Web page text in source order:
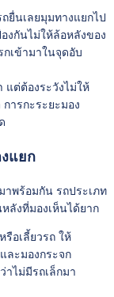
ยื่นเลยมุมทางแยกไป
งกันไม่ให้ล้อหลังของ
เข้ามาในจุดอับ
แต่ต้องระวังไม่ให้
ารกะระยะมอง
แยก
าพร้อมกัน รถประเภท
งที่มองเห็นได้ยาก
รือเลี้ยวรถ ให้
ละมองกระจก
าไม่มีรถเล็กมา